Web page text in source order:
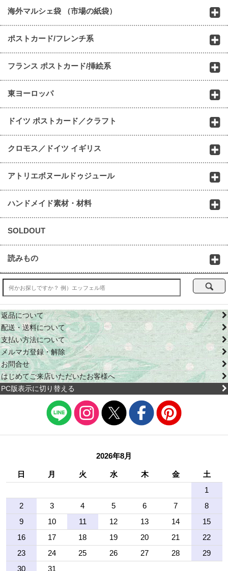
海外マルシェ袋 （市場の紙袋）
ポストカード/フレンチ系
フランス ポストカード/挿絵系
東ヨーロッパ
ドイツ ポストカード／クラフト
クロモス／ドイツ イギリス
アトリエボヌールドゥジュール
ハンドメイド素材・材料
SOLDOUT
読みもの
返品について
配送・送料について
支払い方法について
メルマガ登録・解除
お問合せ
はじめてご来店いただいたお客様へ
PC版表示に切り替える
2026年8月
日 月 火 水 木 金
土
1
2
3 4 5 6 7
8
9
10 11 12 13 14
15
16
17 18 19 20 21
22
23
24 25 26 27 28
29
30
31